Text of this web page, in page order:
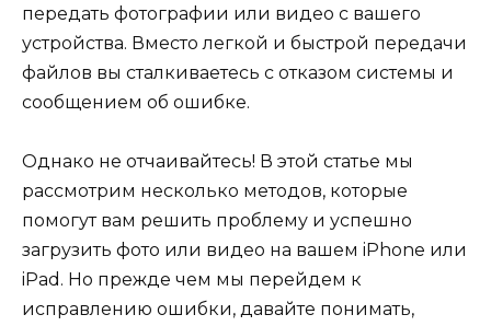
передать фотографии или видео с вашего
устройства. Вместо легкой и быстрой передачи
файлов вы сталкиваетесь с отказом системы и
сообщением об ошибке.
Однако не отчаивайтесь! В этой статье мы
рассмотрим несколько методов, которые
помогут вам решить проблему и успешно
загрузить фото или видео на вашем iPhone или
iPad. Но прежде чем мы перейдем к
исправлению ошибки, давайте понимать,